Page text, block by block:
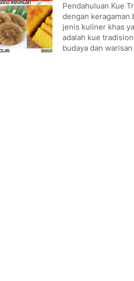
Pendahuluan Kue
dengan keragaman
jenis kuliner khas
adalah kue
budaya dan